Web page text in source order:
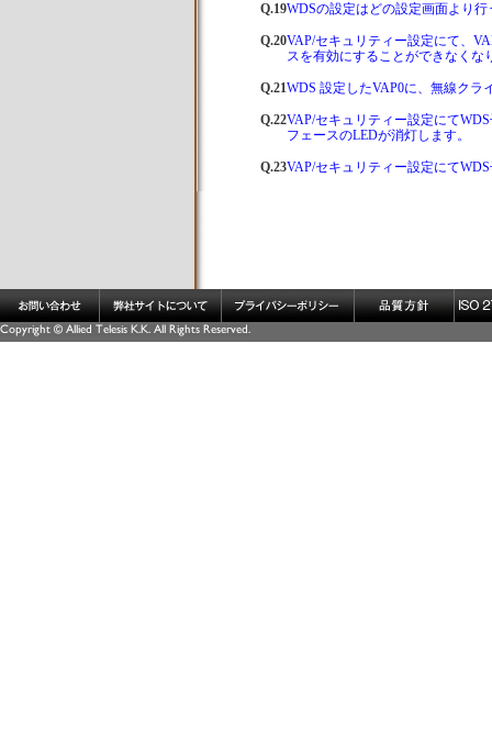
Q.19WDSの設定はどの設定画面より
Q.20VAP/セキュリティー設定にて、
スを有効にすることができなくな
Q.21WDS 設定したVAP0に、無線クラ
Q.22VAP/セキュリティー設定にて
フェースのLEDが消灯します。
Q.23VAP/セキュリティー設定にて